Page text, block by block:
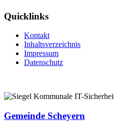
Quicklinks
Kontakt
Inhaltsverzeichnis
Impressum
Datenschutz
Gemeinde Scheyern